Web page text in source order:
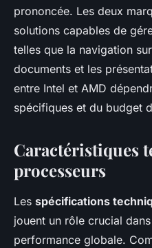
prononcée. Les deux
solutions capables de
telles que la navigation
documents et les
entre Intel et AMD
spécifiques et du budget
Caractéristiques
processeurs
Les spécifications
jouent un rôle crucial
performance globale.